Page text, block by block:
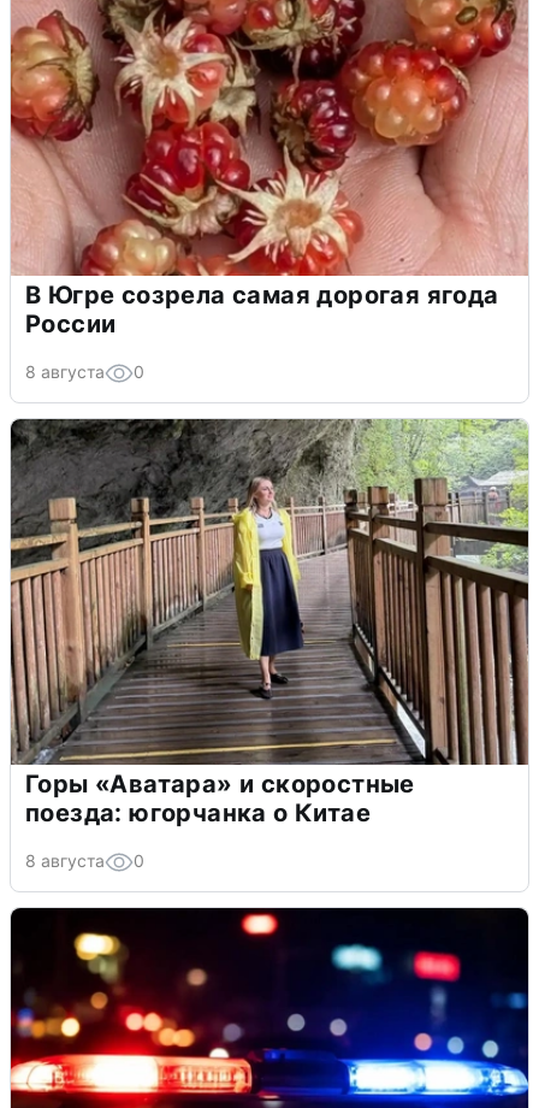
В Югре созрела самая дорогая ягода
России
8 августа 0
Горы «Аватара» и скоростные
поезда: югорчанка о Китае
8 августа 0